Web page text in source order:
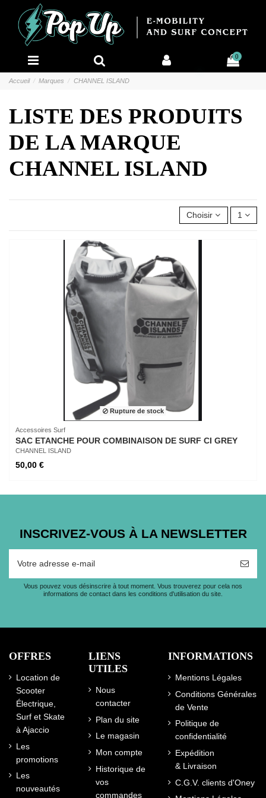
0
Accueil Marques CHANNEL ISLAND
LISTE DES PRODUITS
DE LA MARQUE
CHANNEL ISLAND
Choisir 1
Rupture de stock
Accessoires Surf
SAC ETANCHE POUR COMBINAISON DE SURF CI GREY
CHANNEL ISLAND
50,00 €
INSCRIVEZ-VOUS À LA NEWSLETTER
Vous pouvez vous désinscrire à tout moment. Vous trouverez pour cela nos
informations de contact dans les conditions d'utilisation du site.
OFFRES
Location de
Scooter
Électrique,
Surf et Skate
à Ajaccio
Les
promotions
Les
nouveautés
LIENS
UTILES
Nous
contacter
Plan du site
Le magasin
Mon compte
Historique de
vos
commandes
INFORMATIONS
Mentions Légales
Conditions Générales
de Vente
Politique de
confidentialité
Expédition
& Livraison
C.G.V. clients d'Oney